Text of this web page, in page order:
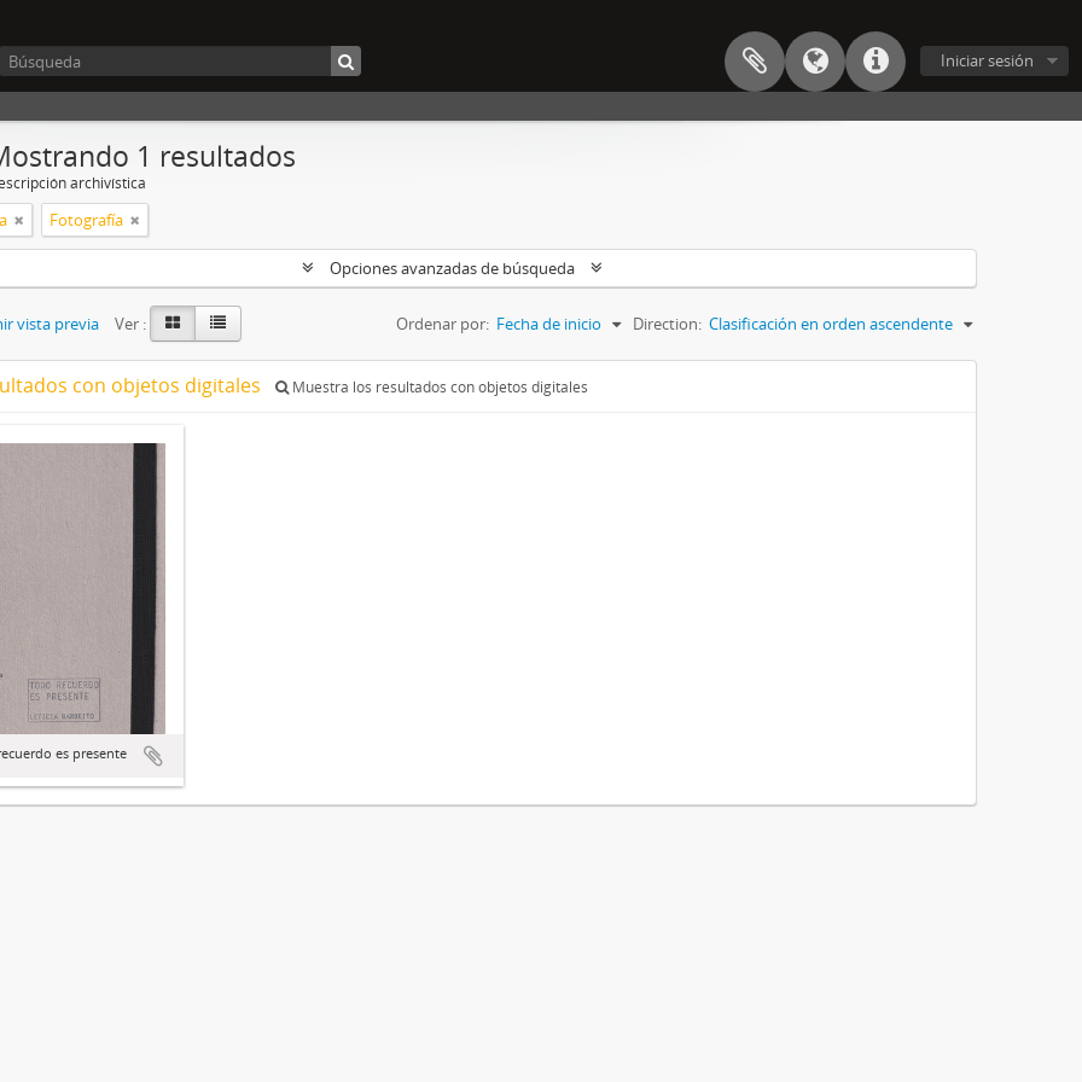
Iniciar sesión
1 resultados
archivística
Fotografía
Opciones avanzadas de búsqueda
vista previa Ver : Ordenar por: Fecha de inicio Direction: Clasificación en orden ascendente
con objetos digitales Muestra los resultados con objetos digitales
es presente